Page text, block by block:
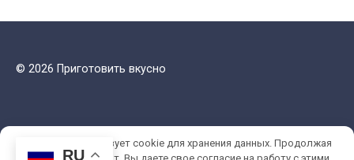
© 2026 Приготовить вкусно
RU
Этот сайт использует cookie для хранения данных. Продолжая